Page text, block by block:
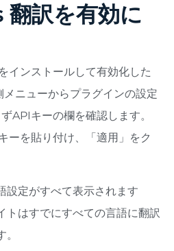
訳を有効に
インストールして有効化した
ニューからプラグインの設定
APIキーの欄を確認します。
ーを貼り付け、「適用」をク
設定がすべて表示されます
トはすでにすべての言語に翻訳